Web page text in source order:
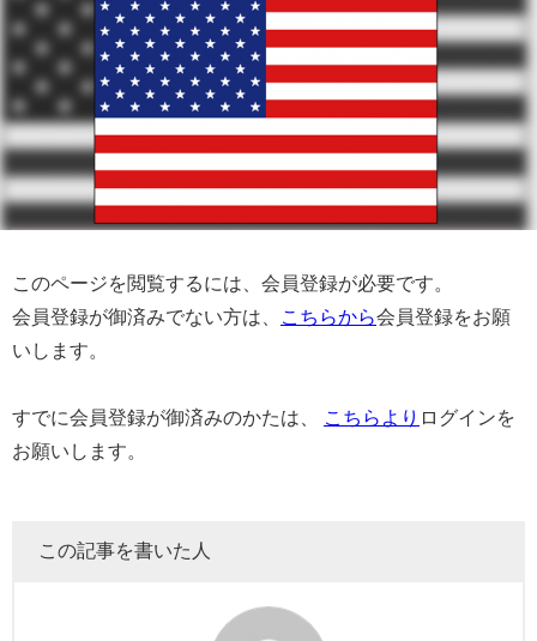
このページを閲覧するには、会員登録が必要です。
会員登録が御済みでない方は、
こちらから会員登録をお願
いします。
すでに会員登録が御済みのかたは、 こちらより ログインを
お願いします。
この記事を書いた人